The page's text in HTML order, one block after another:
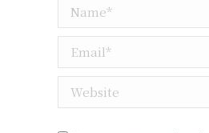
Name *
Email *
Website